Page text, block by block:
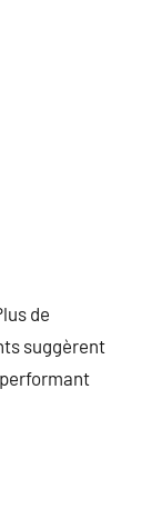
de
suggèrent